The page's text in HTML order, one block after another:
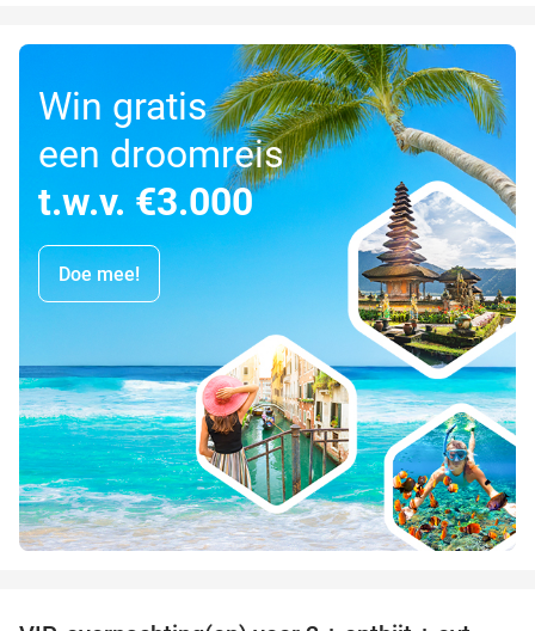
Win gratis
een droomreis
t.w.v. €3.000
Doe mee!